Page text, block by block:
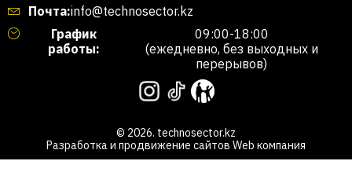
Почта:info@technosector.kz
График
работы:
09:00-18:00
(ежедневно, без выходных и
перерывов)
© 2026. technosector.kz
Разработка и продвижение сайтов Web компания